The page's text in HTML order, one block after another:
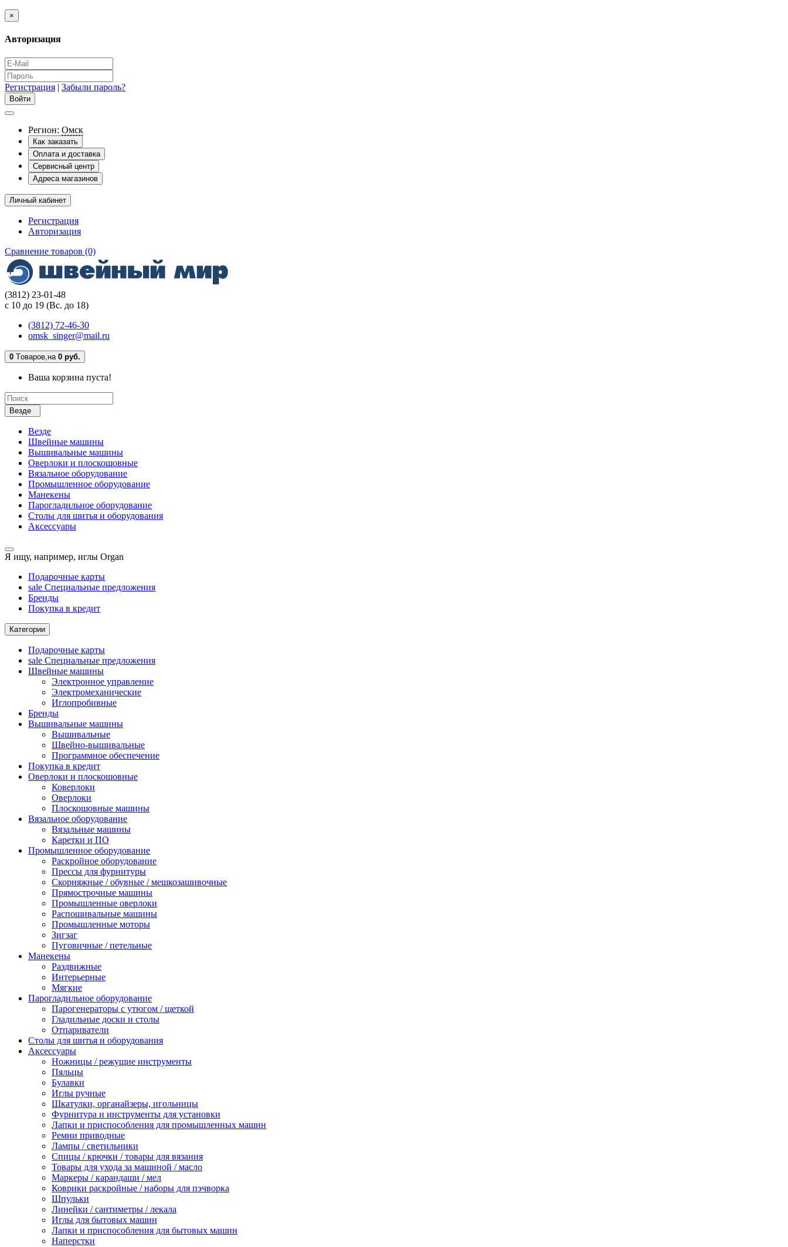
×
Авторизация
Регистрация | Забыли пароль?
Регион: Омск
Как заказать
Оплата и доставка
Сервисный центр
Адреса магазинов
Личный кабинет
Регистрация
Авторизация
Сравнение товаров (0)
(3812) 23-01-48
с 10 до 19 (Вс. до 18)
(3812) 72-46-30
omsk_singer@mail.ru
0 Tоваров,на 0 руб.
Ваша корзина пуста!
Везде
Везде
Швейные машины
Вышивальные машины
Оверлоки и плоскошовные
Вязальное оборудование
Промышленное оборудование
Манекены
Парогладильное оборудование
Столы для шитья и оборудования
Аксессуары
Я ищу, например, иглы Organ
Подарочные карты
sale Специальные предложения
Бренды
Покупка в кредит
Категории
Подарочные карты
sale Специальные предложения
Швейные машины
Электронное управление
Электромеханические
Иглопробивные
Бренды
Вышивальные машины
Вышивальные
Швейно-вышивальные
Программное обеспечение
Покупка в кредит
Оверлоки и плоскошовные
Коверлоки
Оверлоки
Плоскошовные машины
Вязальное оборудование
Вязальные машины
Каретки и ПО
Промышленное оборудование
Раскройное оборудование
Прессы для фурнитуры
Скорняжные / обувные / мешкозашивочные
Прямострочные машины
Промышленные оверлоки
Распошивальные машины
Промышленные моторы
Зигзаг
Пуговичные / петельные
Манекены
Раздвижные
Интерьерные
Мягкие
Парогладильное оборудование
Парогенераторы с утюгом / щеткой
Гладильные доски и столы
Отпариватели
Столы для шитья и оборудования
Аксессуары
Ножницы / режущие инструменты
Пяльцы
Булавки
Иглы ручные
Шкатулки, органайзеры, игольницы
Фурнитура и инструменты для установки
Лапки и приспособления для промышленных машин
Ремни приводные
Лампы / светильники
Спицы / крючки / товары для вязания
Товары для ухода за машиной / масло
Маркеры / карандаши / мел
Коврики раскройные / наборы для пэчворка
Шпульки
Линейки / сантиметры / лекала
Иглы для бытовых машин
Лапки и приспособления для бытовых машин
Наперстки